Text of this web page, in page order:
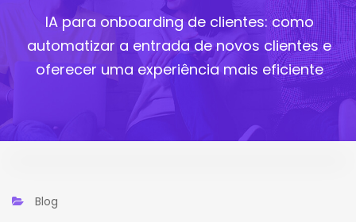
IA para onboarding de clientes: como
automatizar a entrada de novos clientes e
oferecer uma experiência mais eficiente
Blog